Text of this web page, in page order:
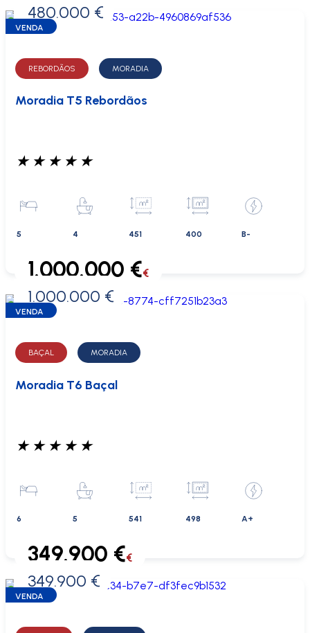
0 €
480.000 €
VENDA
REBORDÃOS MORADIA
Moradia T5 Rebordãos
★ ★ ★ ★ ★
5 4 451 400 B-
0 €
1.000.000 €€
1.000.000 €
VENDA
BAÇAL MORADIA
Moradia T6 Baçal
★ ★ ★ ★ ★
6 5 541 498 A+
0 €
349.900 €€
349.900 €
VENDA